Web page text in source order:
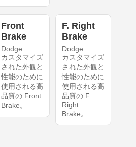
Front
Brake
Dodge
カスタマイズ
された外観と
性能のために
使用される高
品質の Front
Brake。
F. Right
Brake
Dodge
カスタマイズ
された外観と
性能のために
使用される高
品質の F.
Right
Brake。